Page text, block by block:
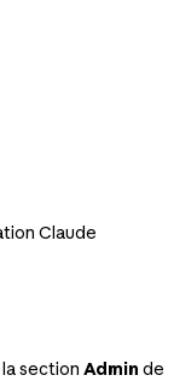
Claude
section Admin de